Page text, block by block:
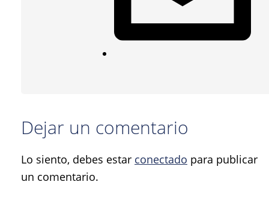
Dejar un comentario
Lo siento, debes estar conectado para publicar
un comentario.